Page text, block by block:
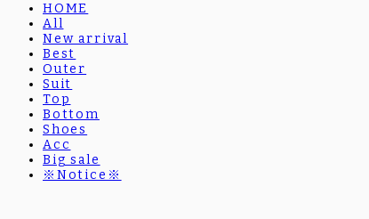
HOME
All
New arrival
Best
Outer
Suit
Top
Bottom
Shoes
Acc
Big sale
※Notice※